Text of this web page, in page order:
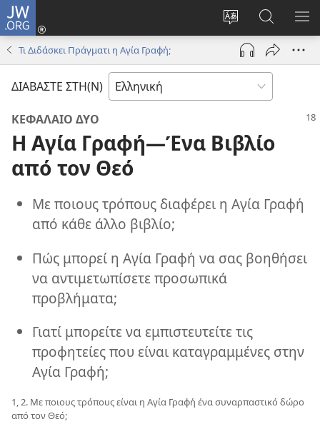
JW.ORG
Αλλαγή
γλώσσας
ιστότοπου
Σύνδεση
(ανοίγει
παράθυρο)
στο
JW.ORG
Τι Διδάσκει Πράγματι η Αγία Γραφή;
ΔΙΑΒΑΣΤΕ ΣΤΗ(Ν)
ΚΕΦΑΛΑΙΟ ΔΥΟ
Η Αγία Γραφή—Ένα Βιβλίο
από τον Θεό
Με ποιους τρόπους διαφέρει η Αγία Γραφή
από κάθε άλλο βιβλίο;
Πώς μπορεί η Αγία Γραφή να σας βοηθήσει
να αντιμετωπίσετε προσωπικά
προβλήματα;
Γιατί μπορείτε να εμπιστευτείτε τις
προφητείες που είναι καταγραμμένες στην
Αγία Γραφή;
1, 2. Με ποιους τρόπους είναι η Αγία Γραφή ένα συναρπαστικό δώρο
από τον Θεό;